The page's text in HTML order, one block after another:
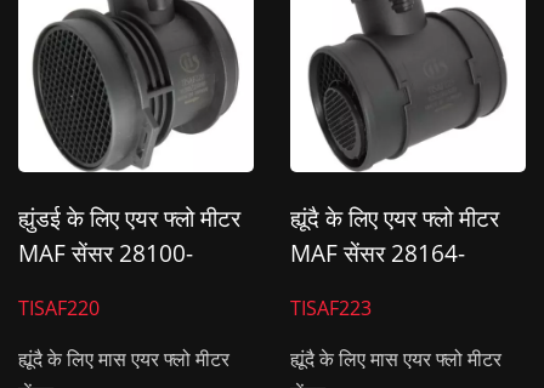
ह्युंडई के लिए एयर फ्लो मीटर
MAF सेंसर 28100-
TISAF220
ह्यूंदै के लिए मास एयर फ्लो मीटर
ह्यूंदै के लिए एयर फ्लो मीटर
MAF सेंसर 28164-
TISAF223
ह्यूंदै के लिए मास एयर फ्लो मीटर